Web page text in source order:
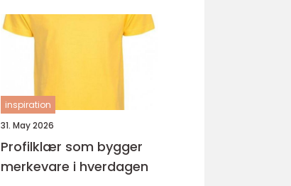
barne- og
ungdomsarbeider –
inspiration
31. May 2026
Profilklær som bygger
merkevare i hverdagen